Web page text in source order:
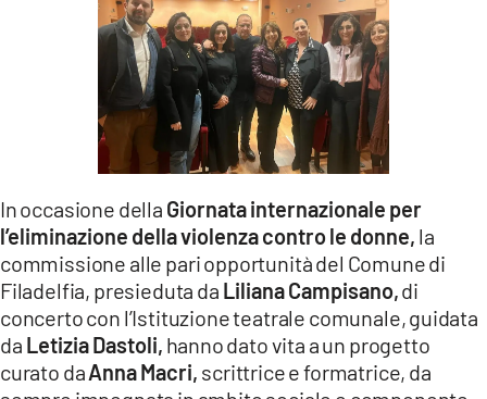
LACONAIR.IT
ILREGGINO.IT
COSENZACHANNEL.IT
ILVIBONESE.IT
CATANZAROCHANNEL.IT
In occasione della Giornata internazionale per
l’eliminazione della violenza contro le donne, la
commissione alle pari opportunità del Comune di
Filadelfia, presieduta da Liliana Campisano,di
concerto con l’Istituzione teatrale comunale, guidata
da Letizia Dastoli, hanno dato vita a un progetto
curato daAnna Macri, scrittrice e formatrice, da